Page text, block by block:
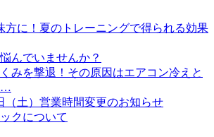
方に！夏のトレーニングで得られる効果
んでいませんか？
みを撃退！その原因はエアコン冷えと
…
（土）営業時間変更のお知らせ
クについて